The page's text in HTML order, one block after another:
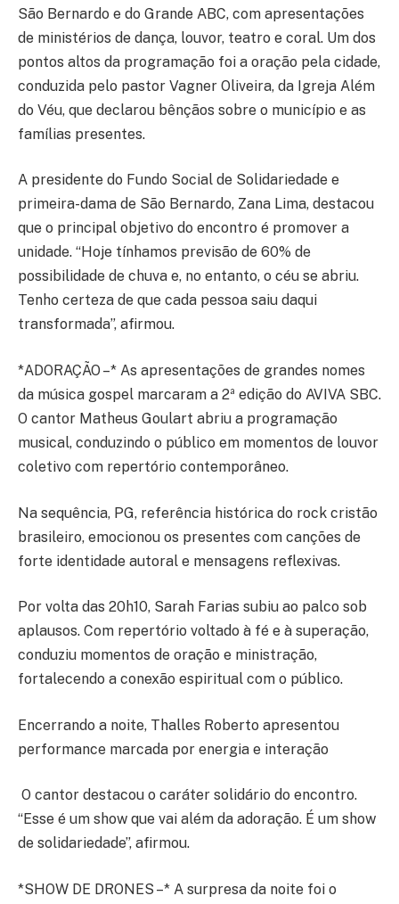
São Bernardo e do Grande ABC, com apresentações
de ministérios de dança, louvor, teatro e coral. Um dos
pontos altos da programação foi a oração pela cidade,
conduzida pelo pastor Vagner Oliveira, da Igreja Além
do Véu, que declarou bênçãos sobre o município e as
famílias presentes.
A presidente do Fundo Social de Solidariedade e
primeira-dama de São Bernardo, Zana Lima, destacou
que o principal objetivo do encontro é promover a
unidade. “Hoje tínhamos previsão de 60% de
possibilidade de chuva e, no entanto, o céu se abriu.
Tenho certeza de que cada pessoa saiu daqui
transformada”, afirmou.
*ADORAÇÃO –* As apresentações de grandes nomes
da música gospel marcaram a 2ª edição do AVIVA SBC.
O cantor Matheus Goulart abriu a programação
musical, conduzindo o público em momentos de louvor
coletivo com repertório contemporâneo.
Na sequência, PG, referência histórica do rock cristão
brasileiro, emocionou os presentes com canções de
forte identidade autoral e mensagens reflexivas.
Por volta das 20h10, Sarah Farias subiu ao palco sob
aplausos. Com repertório voltado à fé e à superação,
conduziu momentos de oração e ministração,
fortalecendo a conexão espiritual com o público.
Encerrando a noite, Thalles Roberto apresentou
performance marcada por energia e interação
O cantor destacou o caráter solidário do encontro.
“Esse é um show que vai além da adoração. É um show
de solidariedade”, afirmou.
*SHOW DE DRONES –* A surpresa da noite foi o